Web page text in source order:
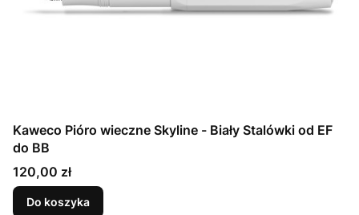
Kaweco Pióro wieczne Skyline - Biały Stalówki od EF
do BB
Cena
120,00 zł
Do koszyka